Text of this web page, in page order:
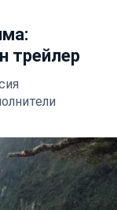
трейлер